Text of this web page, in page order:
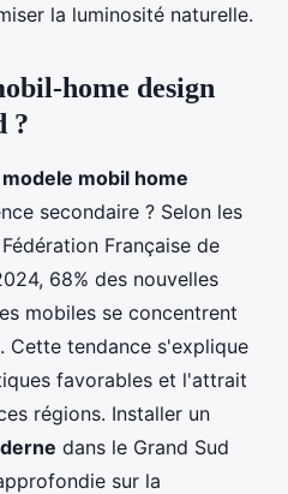
la luminosité naturelle.
home design
?
modele mobil home
secondaire ? Selon les
Française de
68% des nouvelles
mobiles se concentrent
Cette tendance s'explique
favorables et l'attrait
régions. Installer un
dans le Grand Sud
sur la